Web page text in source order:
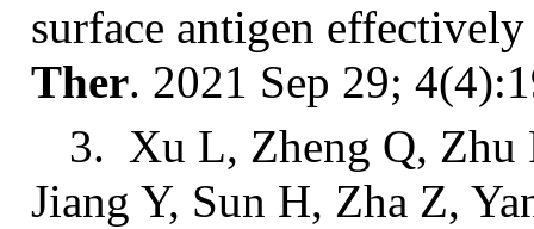
surface antigen
Ther. 2021 Sep 29;
3. Xu L, Zheng Q, Zhu
Jiang Y, Sun H, Zha Z,